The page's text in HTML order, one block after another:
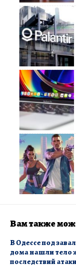
Вам также
В Одессе под
дома нашли
последствий